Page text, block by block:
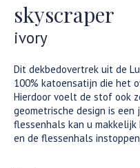
skyscraper
ivory
Dit dekbedovertrek uit de
100% katoensatijn die het
Hierdoor voelt de stof ook
geometrische design is een
flessenhals kan u
en de flessenhals